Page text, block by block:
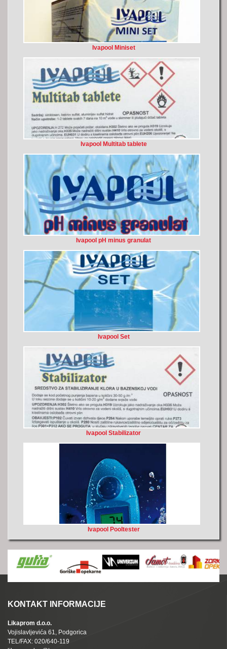
Ivapool Miniset
Ivapool Multitab tablete
Ivapool pH minus granulat
Ivapool Set
Ivapool Stabilizator
Ivapool Pooltester
KONTAKT INFORMACIJE
Likaprom d.o.o.
Vojislavljevića 61, Podgorica
TEL/FAX: 020/640-119